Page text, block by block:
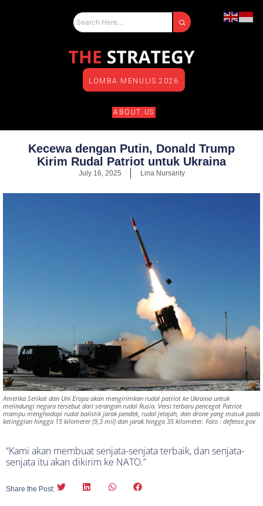
LOMBA MENULIS 2026
ABOUT US
Kecewa dengan Putin, Donald Trump
Kirim Rudal Patriot untuk Ukraina
July 16, 2025 Lina Nursanty
Amerika Serikat dan Uni Eropa akan mengirimkan rudal patriot ke Ukraina untuk
melindungi negara tersebut dari serangan rudal Rusia. Versi terbaru pencegat Patriot
mampu menghadapi rudal balistik jarak pendek, rudal jelajah, dan drone yang masuk pada
ketinggian hingga 15 kilometer (9,3 mil) dan jarak hingga 35 kilometer. Foto : defense.gov
“Kami akan membuat senjata-senjata terbaik, dan senjata-
senjata itu akan dikirim ke NATO.”
Share the Post: